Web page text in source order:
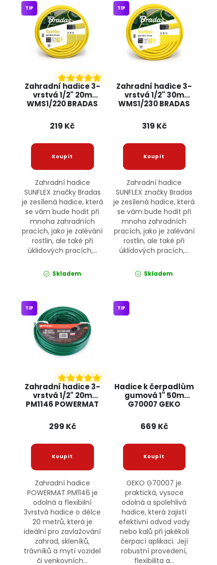
Zahradní hadice 3-
vrstvá 1/2" 20m
WMS1/220 BRADAS
TIP
219 Kč
Zahradní hadice
SUNFLEX značky Bradas
je zesílená hadice, která
se vám bude hodit při
mnoha zahradních
pracích, jako je zalévání
rostlin, ale také při
úklidových pracích,...
Skladem
Zahradní hadice 3-
vrstvá 1/2" 30m
WMS1/230 BRADAS
TIP
319 Kč
Zahradní hadice
SUNFLEX značky Bradas
je zesílená hadice, která
se vám bude hodit při
mnoha zahradních
pracích, jako je zalévání
rostlin, ale také při
úklidových pracích,...
Skladem
Zahradní hadice 3-
vrstvá 1/2" 20m
PM1146 POWERMAT
TIP
299 Kč
Zahradní hadice
POWERMAT PM1146 je
odolná a flexibilní
3vrstvá hadice o délce
20 metrů, která je
ideální pro zavlažování
zahrad, skleníků,
trávníků a mytí vozidel
či venkovních...
Hadice k čerpadlům
gumová 1" 50m
G70007 GEKO
TIP
669 Kč
GEKO G70007 je
praktická, vysoce
odolná a spolehlivá
hadice, která zajistí
efektivní odvod vody
nebo kalů při jakékoli
čerpací aplikaci. Její
robustní provedení,
flexibilita a...